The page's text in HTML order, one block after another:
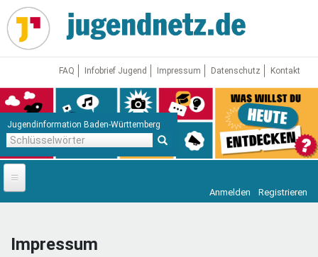
Direkt
zum
Inhalt
FAQ Infobrief Jugend Impressum Datenschutz Kontakt
Jugendinformation Baden-Württemberg
Startseite
Jugendnetz
Anmelden Registrieren
Impressum